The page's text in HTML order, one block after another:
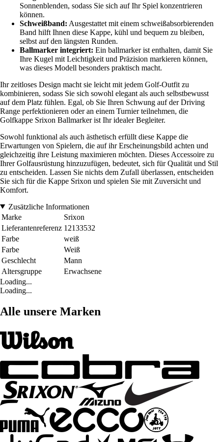
Sonnenblenden, sodass Sie sich auf Ihr Spiel konzentrieren
können.
Schweißband: Ausgestattet mit einem schweißabsorbierenden
Band hilft Ihnen diese Kappe, kühl und bequem zu bleiben,
selbst auf den längsten Runden.
Ballmarker integriert: Ein ballmarker ist enthalten, damit Sie
Ihre Kugel mit Leichtigkeit und Präzision markieren können,
was dieses Modell besonders praktisch macht.
Ihr zeitloses Design macht sie leicht mit jedem Golf-Outfit zu
kombinieren, sodass Sie sich sowohl elegant als auch selbstbewusst
auf dem Platz fühlen. Egal, ob Sie Ihren Schwung auf der Driving
Range perfektionieren oder an einem Turnier teilnehmen, die
Golfkappe Srixon Ballmarker ist Ihr idealer Begleiter.
Sowohl funktional als auch ästhetisch erfüllt diese Kappe die
Erwartungen von Spielern, die auf ihr Erscheinungsbild achten und
gleichzeitig ihre Leistung maximieren möchten. Dieses Accessoire zu
Ihrer Golfausrüstung hinzuzufügen, bedeutet, sich für Qualität und Stil
zu entscheiden. Lassen Sie nichts dem Zufall überlassen, entscheiden
Sie sich für die Kappe Srixon und spielen Sie mit Zuversicht und
Komfort.
Zusätzliche Informationen
Marke
Srixon
Lieferantenreferenz 12133532
Farbe
weiß
Farbe
Weiß
Geschlecht
Mann
Altersgruppe
Erwachsene
Loading...
Loading...
Alle unsere Marken